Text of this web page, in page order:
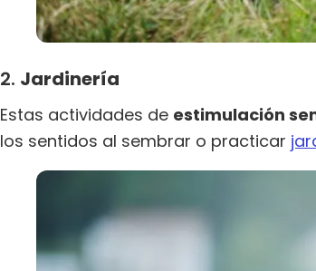
2. Jardinería
Estas actividades de estimulación
los sentidos al sembrar o practicar